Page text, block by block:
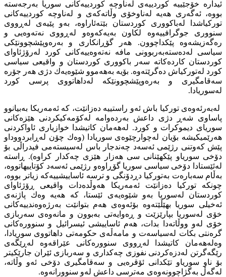
ئیدارە خۆجێییە كوردییەی لەناوچە كوردییەكانی سوریا بەرجەستە
بووە، ئەگەری هەیە لەناوخۆی وڵاتەكەی و لەناوچە كوردییەكانی
توركیاشدا لەباكووری كوردستان بێتەئاراوە، بەو پێیەی لەڕووی
سنووری جوگرافییەوە لكاون بەیەكەوەو لەڕووی نەتەوەیی و
رەگەزیشەوە پێكداچوون. هەر گۆڕانكاری و بەرەوپێشچوونێكی
سیاسی لەدەستەبەربوونی مافە نەتەوەییەكانی كورد لەرۆژئاوای
كوردستان كاردەكاتە سەر باكووری كوردستان و واقیعی سیاسی
كورد لەتوركیاش دەگرێتەوە. بۆیە بەهەموو شێوەیەك دژی هەر جۆرە
سەقامگیری و بەرەوپێشچوونێكە لەداهاتووی پرسی كورد
لەسوریادا.
لەبەرئەوەی توركیا باش ئەو راستییە دەزانێت، كە ئەمەریكا بەبیانوو
پاساوی شەڕ دژی داعش بەردەوامە لەكۆمەكیكردنی هێزەكانی
سوریای دیموكرات و كورد. لەهەمان کاتیشدا خوازیاری ئاواكردنی
هەرێمیكیشە بۆیان لەچوارچێوەی سوریادا (وەك چۆن لەڕابردووداو
پێش كەوتنی رژێمی ئەسەد چەندجار باس لەسیستەمی فیدراڵی بۆ
دۆخی سوریاو پێكهێنانی سی هەزار هێزی چەكدار كراوە). ڕاستە
لەئێستادا دۆخی سیاسی سوریا گۆڕاوەو رژێمی ئەسەد كۆتاییهاتووە،
بەڵام سەبارەت بەتوركیا دڕدۆنگی و ترسە ئاساییشییەكە زیاتر بووە،
چونكە توركیا دەزانێت ئەمەریكا هەوڵدەدات واقیعی ڕۆژئاوای
كوردستان لەسوریا بەو شێوەیەی ئێستا، كە هەیە وەك پاژنەی
ئەخیلی سوریا بهێڵێتەوە بۆئەوەی هەم بتوانێت بەرژەوەندییەكانی
خۆی لەسوریا بپارێزێت و ڕەوایەتی بەبوون و مانەوەی سەربازی
خۆی لەو ووڵاتەدا بدات، هەم ئاساییشی ئیسرائیل و سنوورەكانی
گرەنتی بكات لەسیاسەت و مامەڵەی حكومەتی داهاتووی سوریادا،
وەلەهەمان کاتیشدا لەڕووی سنوورەكانی عێراقەوە لەڕێگەی
رێگەگرتن لەدزەكردنی نفوزی چەكداری و سەربازی ئێران جارێكیتر
بۆ ناو سوریاو تێكدانی ئۆقرەیی و سەقامگیری دۆخی ئەو وڵاتە،
لەگەڵ بەگژاچوونەوەی مەترسی داعش لەو سنوورانەوە.